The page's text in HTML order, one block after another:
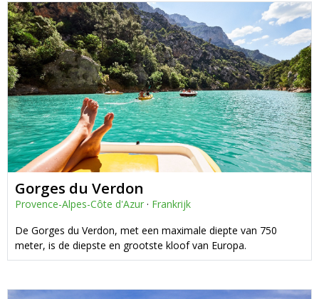
Gorges du Verdon
Provence-Alpes-Côte d'Azur · Frankrijk
De Gorges du Verdon, met een maximale diepte van 750
meter, is de diepste en grootste kloof van Europa.